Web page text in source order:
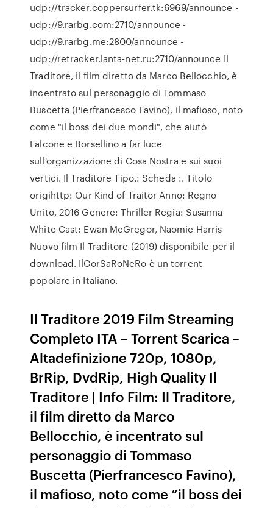
udp://tracker.coppersurfer.tk:6969/announce -
udp://9.rarbg.com:2710/announce -
udp://9.rarbg.me:2800/announce -
udp://retracker.lanta-net.ru:2710/announce Il
Traditore, il film diretto da Marco Bellocchio, è
incentrato sul personaggio di Tommaso
Buscetta (Pierfrancesco Favino), il mafioso, noto
come "il boss dei due mondi", che aiutò
Falcone e Borsellino a far luce
sull'organizzazione di Cosa Nostra e sui suoi
vertici. Il Traditore Tipo.: Scheda :. Titolo
origihttp: Our Kind of Traitor Anno: Regno
Unito, 2016 Genere: Thriller Regia: Susanna
White Cast: Ewan McGregor, Naomie Harris
Nuovo film Il Traditore (2019) disponibile per il
download. IlCorSaRoNeRo è un torrent
popolare in Italiano.
Il Traditore 2019 Film Streaming
Completo ITA – Torrent Scarica –
Altadefinizione 720p, 1080p,
BrRip, DvdRip, High Quality Il
Traditore | Info Film: Il Traditore,
il film diretto da Marco
Bellocchio, è incentrato sul
personaggio di Tommaso
Buscetta (Pierfrancesco Favino),
il mafioso, noto come “il boss dei